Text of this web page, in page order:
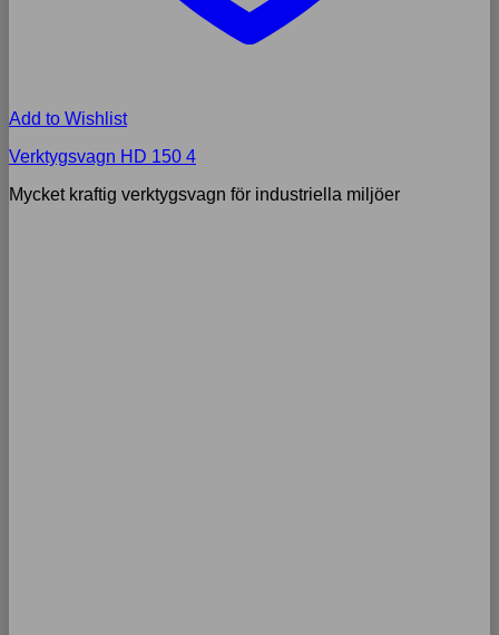
Add to Wishlist
Verktygsvagn HD 150 4
Mycket kraftig verktygsvagn för industriella miljöer